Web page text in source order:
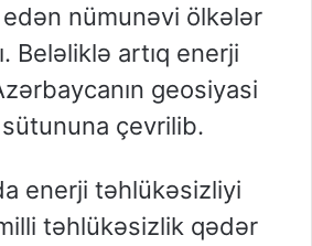
nümunəvi ölkələr
Beləliklə artıq enerji
geosiyasi
çevrilib.
enerji təhlükəsizliyi
təhlükəsizlik qədər